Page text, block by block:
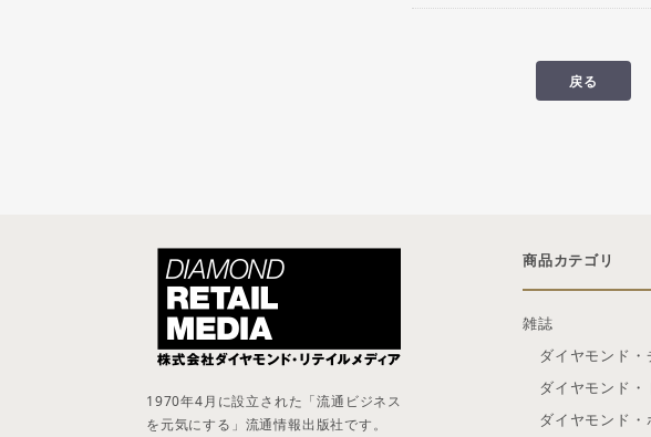
戻る
商品カテゴリ
雑誌
ダイヤモンド・
ダイヤモンド・
ダイヤモンド・
1970年4月に設立された「流通ビジネス
を元気にする」流通情報出版社です。